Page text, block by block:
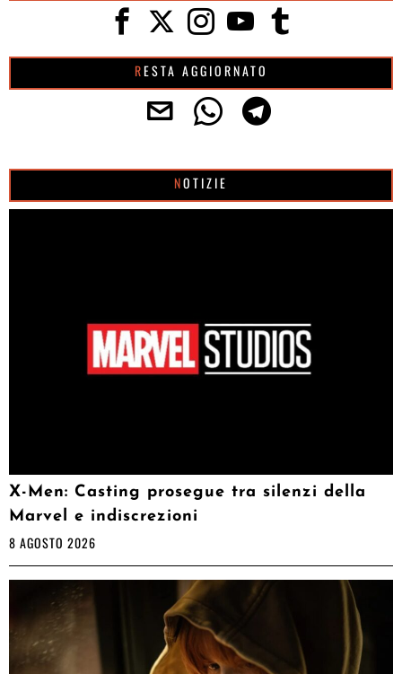
RESTA AGGIORNATO
NOTIZIE
X-Men: Casting prosegue tra silenzi della
Marvel e indiscrezioni
8 AGOSTO 2026